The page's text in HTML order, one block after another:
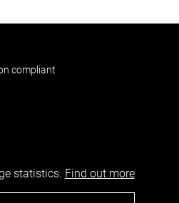
compliant
statistics. Find out more